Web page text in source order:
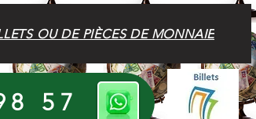
OU DE PIÈCES DE MONNAIE
57